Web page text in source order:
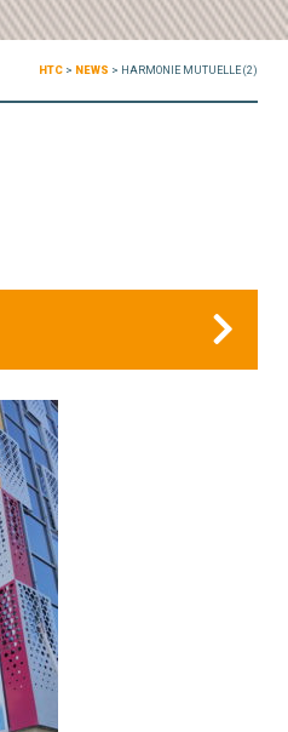
HTC > NEWS > HARMONIE MUTUELLE (2)